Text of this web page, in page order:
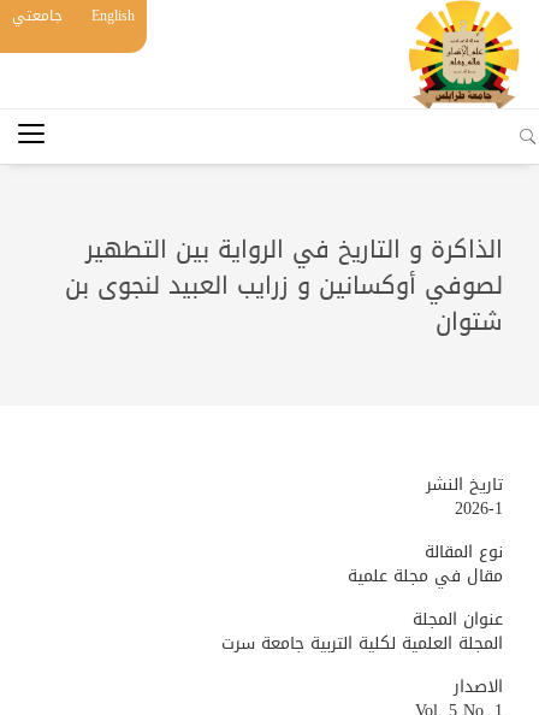
English جامعتي
الذاكرة و التاريخ في الرواية بين التطهير
لصوفي أوكسانين و زرايب العبيد لنجوى بن
شتوان
تاريخ النشر
2026-1
نوع المقالة
مقال في مجلة علمية
عنوان المجلة
المجلة العلمية لكلية التربية جامعة سرت
الاصدار